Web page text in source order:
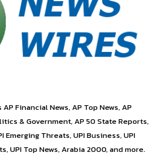
Financial News, AP Top News, AP
& Government, AP 50 State Reports,
Emerging Threats, UPI Business, UPI
UPI Top News, Arabia 2000, and more.